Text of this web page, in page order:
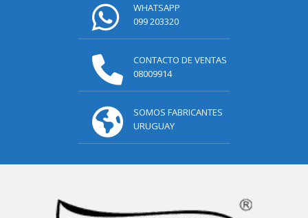
WHATSAPP
099 203320
CONTACTO DE VENTAS
08009914
SOMOS FABRICANTES
URUGUAY